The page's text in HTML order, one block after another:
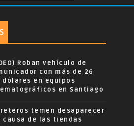
Roban vehículo de
con más de 26
dólares en equipos
en Santiago
temen desaparecer
causa de las tiendas